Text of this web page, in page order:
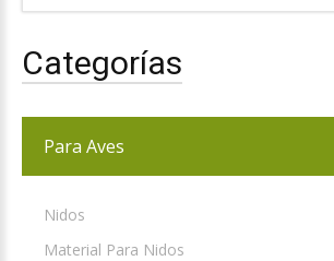
Categorías
Para Aves
Nidos
Material Para Nidos